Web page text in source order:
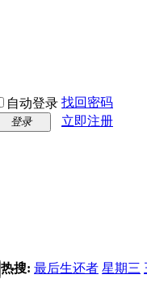
自动登录 找回密码
登录
立即注册
热搜: 最后生还者 星期三